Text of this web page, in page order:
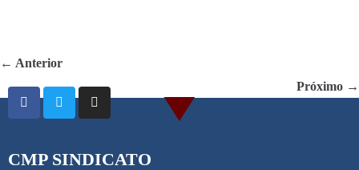
b
o
o
← Anterior
Próximo →
CMP SINDICATO